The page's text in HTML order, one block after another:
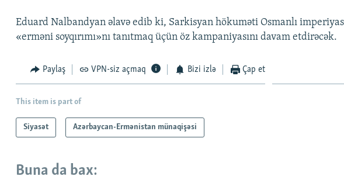
Eduard Nalbandyan əlavə edib ki, Sarkisyan hökuməti Osmanlı
«erməni soyqırımı»nı tanıtmaq üçün öz kampaniyasını davam etdirəcək.
Paylaş VPN-siz açmaq Bizi izlə Çap et
This item is part of
Siyasət Azərbaycan-Ermənistan münaqişəsi
Buna da bax: